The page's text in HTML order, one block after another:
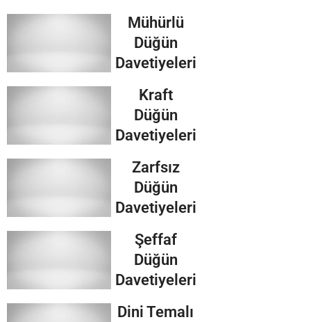
Mühürlü
Düğün
Davetiyeleri
Kraft
Düğün
Davetiyeleri
Zarfsız
Düğün
Davetiyeleri
Şeffaf
Düğün
Davetiyeleri
Dini Temalı